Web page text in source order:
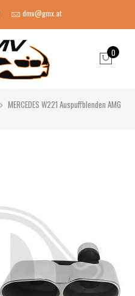
dmv@gmx.at
0
MERCEDES W221 Auspuffblenden AMG